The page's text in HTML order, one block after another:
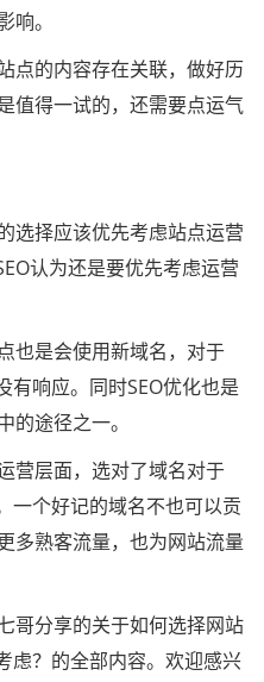
响。
的内容存在关联，做好历
值得一试的，还需要点运气
择应该优先考虑站点运营
认为还是要优先考虑运营
是会使用新域名，对于
有响应。同时SEO优化也是
的途径之一。
层面，选对了域名对于
一个好记的域名不也可以贡
多熟客流量，也为网站流量
分享的关于如何选择网站
虑？的全部内容。欢迎感兴